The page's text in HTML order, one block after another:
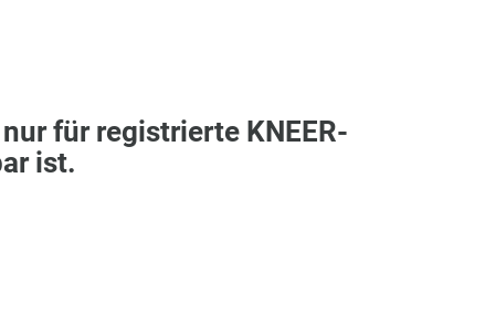
für registrierte KNEER-
ist.